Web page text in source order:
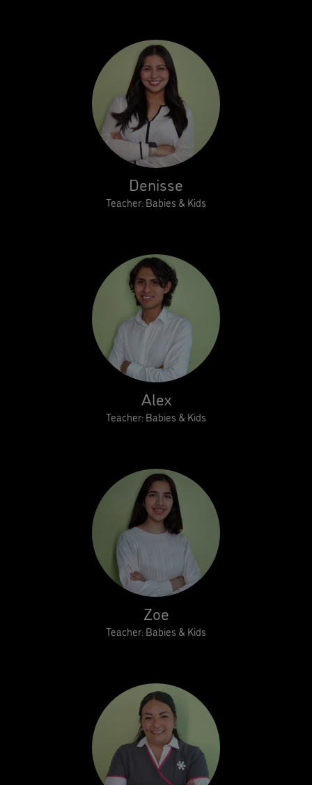
Denisse
Teacher: Babies & Kids
Alex
Teacher: Babies & Kids
Zoe
Teacher: Babies & Kids